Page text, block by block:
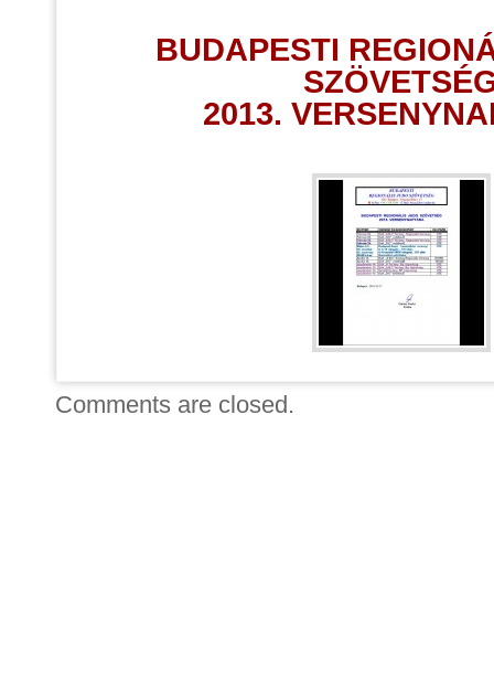
BUDAPESTI
2013.
Comments are closed.